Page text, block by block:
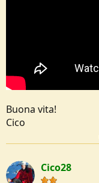
Buona vita!
Cico
Cico28